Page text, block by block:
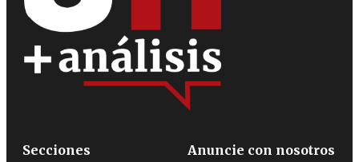
Secciones
Anuncie con nosotros